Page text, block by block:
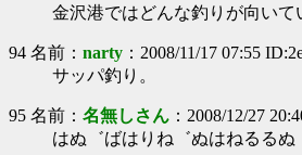
金沢港ではどんな釣りが向いて
94 名前： narty ：2008/11/17 07:55
サッパ釣り。
95 名前： 名無しさん ：2008/12/27
はぬ゛ばはりね゛ぬはねるるぬ